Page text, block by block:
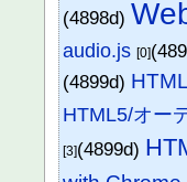
(4898d)
audio.js [0]
(4899d)
HTML5/オー
[3](4899d)